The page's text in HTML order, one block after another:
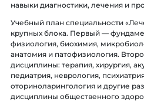
навыки диагностики, лечения и
Учебный план специальности
крупных блока. Первый —
физиология, биохимия,
анатомия и патофизиология.
дисциплины: терапия, хирургия,
педиатрия, неврология,
оториноларингология и другие
дисциплины общественного